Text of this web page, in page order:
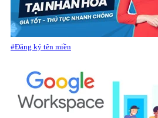
#Đăng ký tên miền